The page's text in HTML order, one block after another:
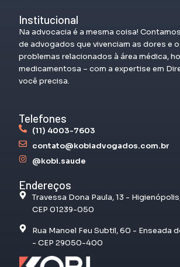
Institucional
Na advocacia é a mesma coisa!
de advogados que vivenciam as dores e
problemas relacionados à área médica,
medicamentosa – com a expertise em
você precisa.
Telefones
(11) 4003-7603
contato@kobiadvogados.com.br
@kobi.saude
Endereços
Travessa Dona Paula, 13 -
CEP 01239-050
Rua Manoel Feu Subtil, 60 - Enseada
- CEP 29050-400